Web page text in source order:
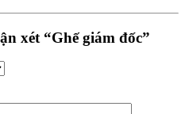
xét “Ghế giám đốc”